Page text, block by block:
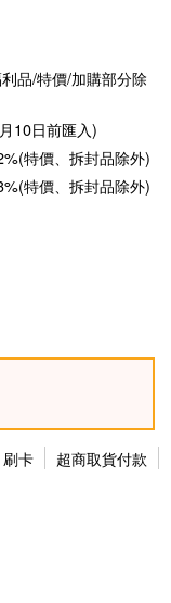
品/特價/加購部分除
10日前匯入)
特價、拆封品除外)
特價、拆封品除外)
刷卡
超商取貨付款